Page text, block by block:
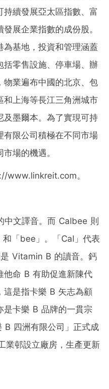
續發展亞太區指數、富
展企業指數的成份股。
基地，投資和管理涵蓋
括零售設施、停車場、辦
物業遍布中國的北京、包
和上海等長江三角洲城市
及墨爾本。為了實現可持
有限公司積極在不同市場
場的機遇。
www.linkreit.com。
中文譯音。而 Calbee 則
「bee」。「Cal」代表
Vitamin B 的讀音。鈣
他命 B 有助促進新陳代
這是指卡樂 B 矢志為顧
是卡樂 B 品牌的一貫宗
B 四洲有限公司」正式成
業邨設立廠房，生產更新